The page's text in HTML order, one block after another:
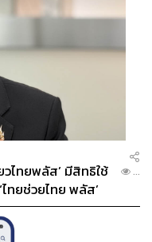
วไทยพลัส’ มีสิทธิใช้
ทยช่วยไทย พลัส’
...